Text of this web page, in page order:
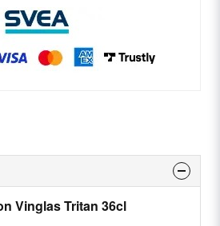
Vinglas Tritan 36cl